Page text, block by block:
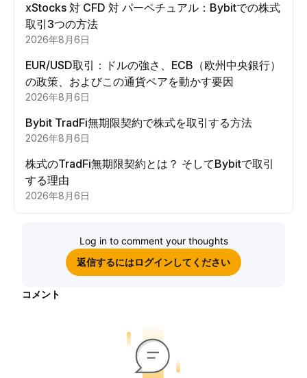
xStocks 対 CFD 対 パーペチュアル：Bybitでの株式
取引3つの方法
2026年8月6日
EUR/USD取引：ドルの強さ、ECB（欧州中央銀行）
の政策、およびこの通貨ペアを動かす要因
2026年8月6日
Bybit TradFi無期限契約で株式を取引する方法
2026年8月6日
株式のTradFi無期限契約とは？ そしてBybitで取引
する理由
2026年8月6日
Log in to comment your thoughts
返信するにはログインしてください
コメント